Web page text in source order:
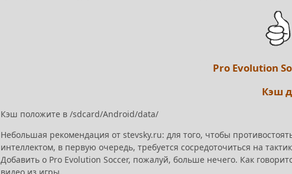
Pro Evolution
Кэш
Кэш положите в /sdcard/Android/data/
Небольшая рекомендация от stevsky.ru: для того, чтобы
интеллектом, в первую очередь, требуется сосредоточиться на
Добавить о Pro Evolution Soccer, пожалуй, больше нечего. Как